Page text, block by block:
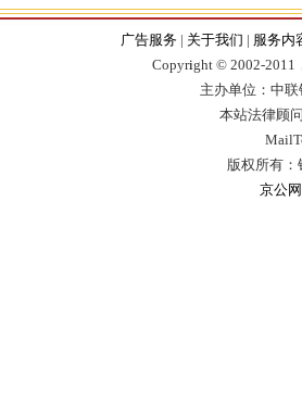
广告服务 | 关于我们 | 服务内
Copyright © 2002-2011
主办单位：中
本站法律顾
版权所有
京公